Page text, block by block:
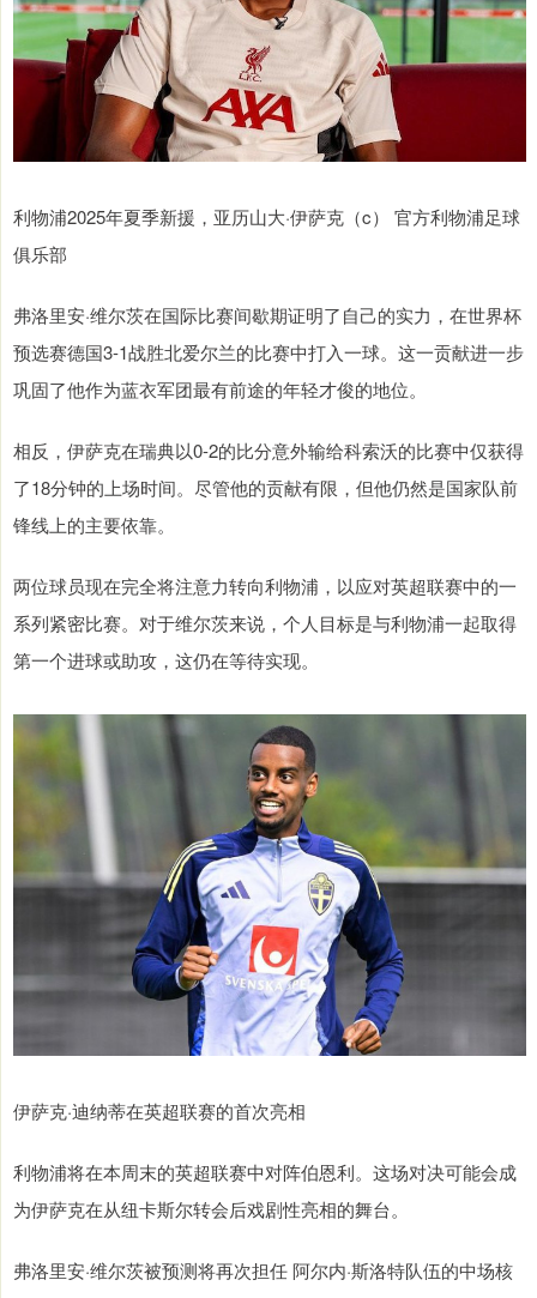
利物浦2025年夏季新援，亚历山大·伊萨克（c） 官方利物浦足球
俱乐部
弗洛里安·维尔茨在国际比赛间歇期证明了自己的实力，在世界杯
预选赛德国3-1战胜北爱尔兰的比赛中打入一球。这一贡献进一步
巩固了他作为蓝衣军团最有前途的年轻才俊的地位。
相反，伊萨克在瑞典以0-2的比分意外输给科索沃的比赛中仅获得
了18分钟的上场时间。尽管他的贡献有限，但他仍然是国家队前
锋线上的主要依靠。
两位球员现在完全将注意力转向利物浦，以应对英超联赛中的一
系列紧密比赛。对于维尔茨来说，个人目标是与利物浦一起取得
第一个进球或助攻，这仍在等待实现。
伊萨克·迪纳蒂在英超联赛的首次亮相
利物浦将在本周末的英超联赛中对阵伯恩利。这场对决可能会成
为伊萨克在从纽卡斯尔转会后戏剧性亮相的舞台。
弗洛里安·维尔茨被预测将再次担任 阿尔内·斯洛特队伍的中场核